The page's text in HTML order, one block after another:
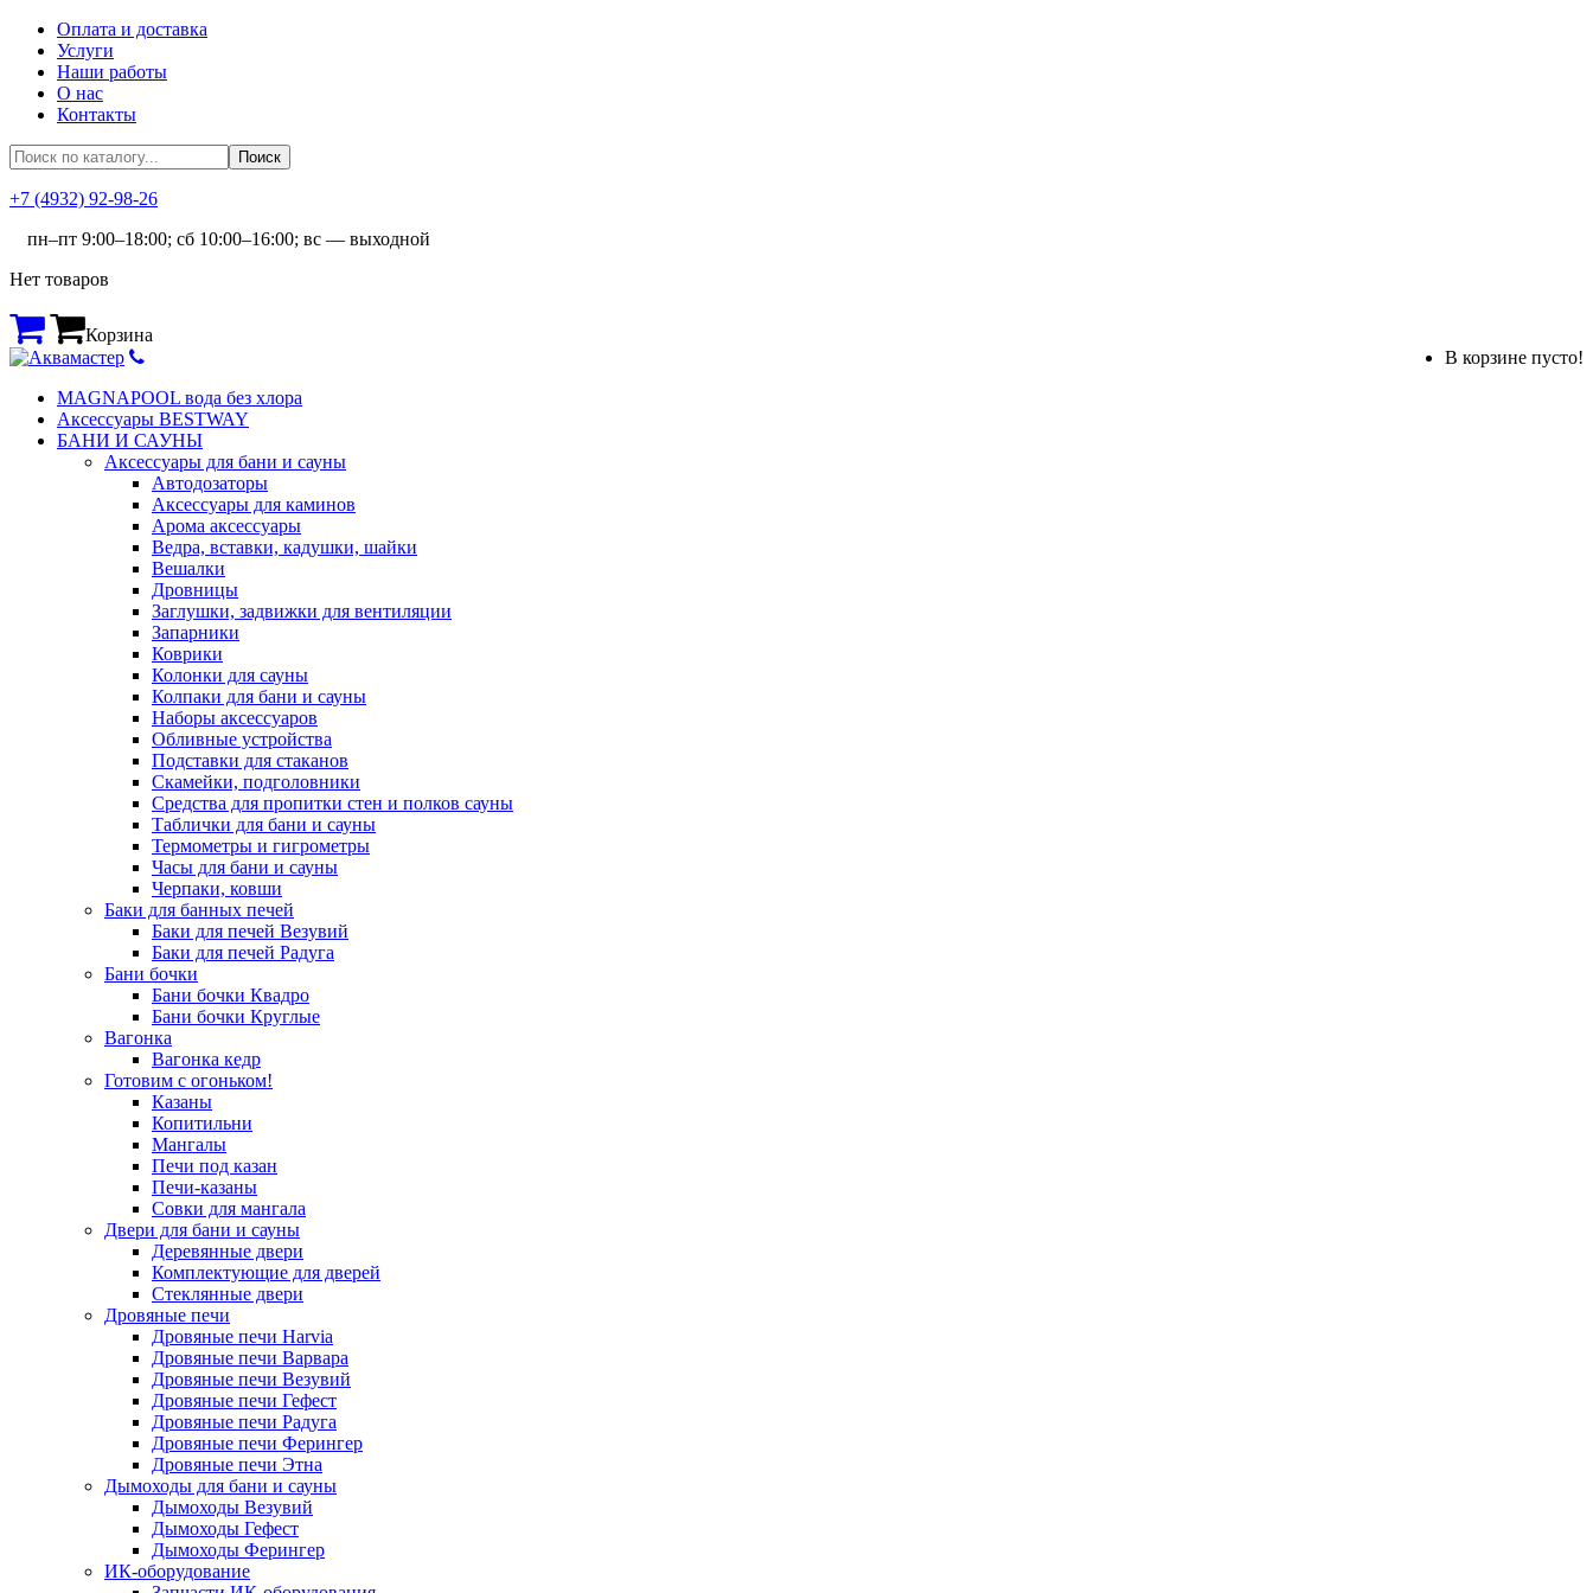
Оплата и доставка
Услуги
Наши работы
О нас
Контакты
+7 (4932) 92-98-26
пн–пт 9:00–18:00; сб 10:00–16:00; вс — выходной
Нет товаров
Корзина
В корзине пусто!
MAGNAPOOL вода без хлора
Аксессуары BESTWAY
БАНИ И САУНЫ
Аксессуары для бани и сауны
Автодозаторы
Аксессуары для каминов
Арома аксессуары
Ведра, вставки, кадушки, шайки
Вешалки
Дровницы
Заглушки, задвижки для вентиляции
Запарники
Коврики
Колонки для сауны
Колпаки для бани и сауны
Наборы аксессуаров
Обливные устройства
Подставки для стаканов
Скамейки, подголовники
Средства для пропитки стен и полков сауны
Таблички для бани и сауны
Термометры и гигрометры
Часы для бани и сауны
Черпаки, ковши
Баки для банных печей
Баки для печей Везувий
Баки для печей Радуга
Бани бочки
Бани бочки Квадро
Бани бочки Круглые
Вагонка
Вагонка кедр
Готовим с огоньком!
Казаны
Копитильни
Мангалы
Печи под казан
Печи-казаны
Совки для мангала
Двери для бани и сауны
Деревянные двери
Комплектующие для дверей
Стеклянные двери
Дровяные печи
Дровяные печи Harvia
Дровяные печи Варвара
Дровяные печи Везувий
Дровяные печи Гефест
Дровяные печи Радуга
Дровяные печи Ферингер
Дровяные печи Этна
Дымоходы для бани и сауны
Дымоходы Везувий
Дымоходы Гефест
Дымоходы Ферингер
ИК-оборудование